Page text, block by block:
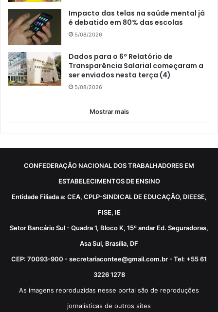
Impacto das telas na saúde mental já
é debatido em 80% das escolas
5/08/2026
Dados para o 6º Relatório de
Transparência Salarial começaram a
ser enviados nesta terça (4)
5/08/2026
Mostrar mais
CONFEDERAÇÃO NACIONAL DOS TRABALHADORES EM
ESTABELECIMENTOS DE ENSINO
Entidade Filiada a: CEA, CPLP-SINDICAL DE EDUCAÇÃO, DIEESE,
FISE, IE
Setor Bancário Sul - Quadra 1, Bloco K, 15º andar Ed. Seguradoras,
Asa Sul, Brasília, DF
CEP: 70093-900 - secretariacontee@gmail.com.br - Tel: +55 61
3226 1278
As imagens reproduzidas nesse portal são de reproduções
jornalísticas de outros sites